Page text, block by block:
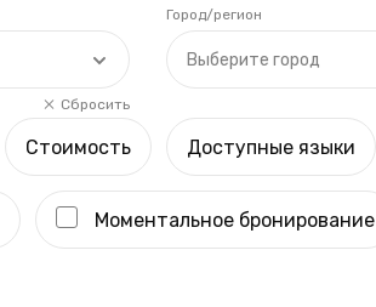
Сбросить
Выберите город
Город/регион
Стоимость Доступные языки
Моментальное бронирование